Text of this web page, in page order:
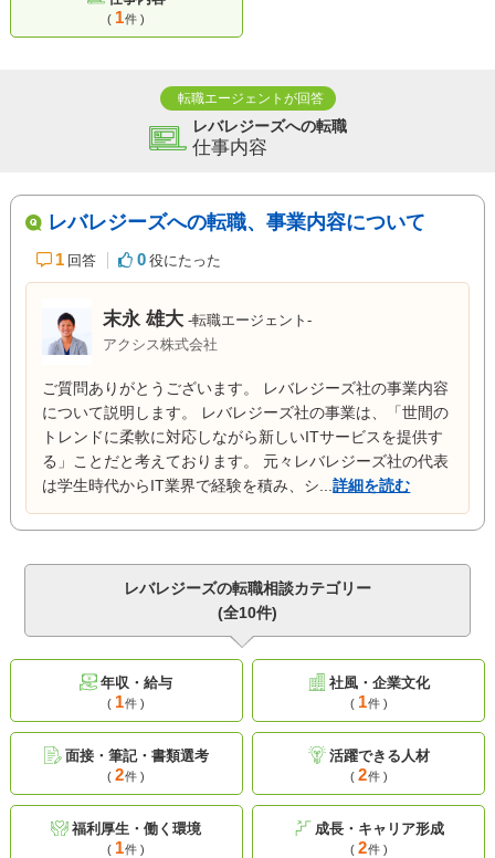
( 1件 )
転職エージェントが回答
レバレジーズへの転職
仕事内容
レバレジーズへの転職、事業内容について
1 回答 0 役にたった
末永 雄大 -転職エージェント-
アクシス株式会社
ご質問ありがとうございます。 レバレジーズ社の事業内容
について説明します。 レバレジーズ社の事業は、「世間の
トレンドに柔軟に対応しながら新しいITサービスを提供す
る」ことだと考えております。 元々レバレジーズ社の代表
は学生時代からIT業界で経験を積み、シ...詳細を読む
レバレジーズの転職相談カテゴリー
(全10件)
年収・給与
( 1件 )
社風・企業文化
( 1件 )
面接・筆記・書類選考
(2件 )
活躍できる人材
( 2件 )
福利厚生・働く環境
( 1件 )
成長・キャリア形成
( 2件 )